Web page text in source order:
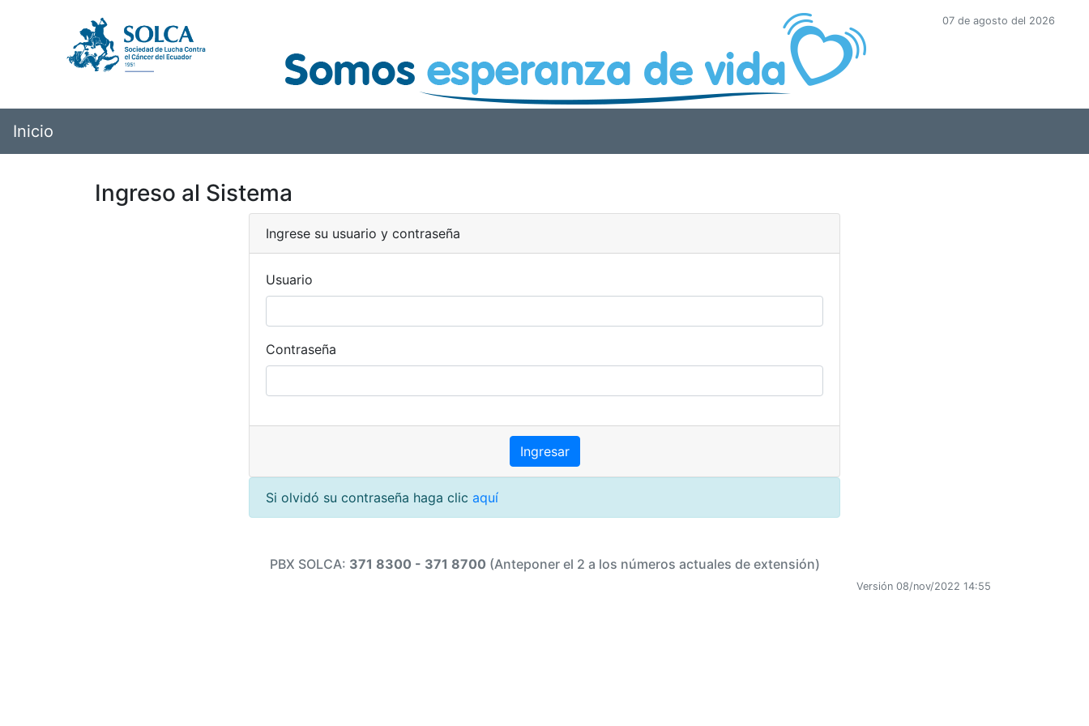
07 de agosto del 2026
Inicio
Ingreso al Sistema
Ingrese su usuario y contraseña
Usuario
Contraseña
Si olvidó su contraseña haga clic aquí
PBX SOLCA: 371 8300 - 371 8700 (Anteponer el 2 a los números actuales de extensión)
Versión 08/nov/2022 14:55